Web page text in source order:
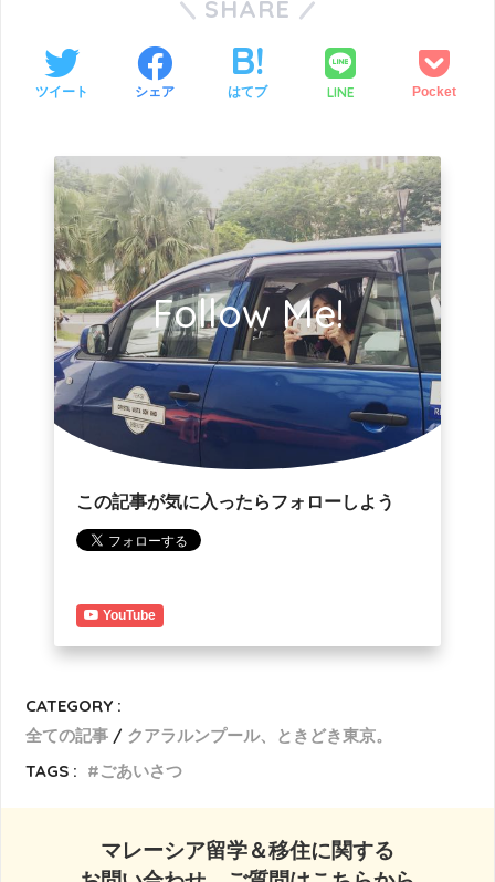
SHARE
ツイート シェア はてブ LINE Pocket
Follow Me!
この記事が気に入ったらフォローしよう
YouTube
CATEGORY :
全ての記事
クアラルンプール、ときどき東京。
TAGS :
ごあいさつ
マレーシア留学＆移住に関する